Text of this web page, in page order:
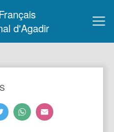
d'Agadir